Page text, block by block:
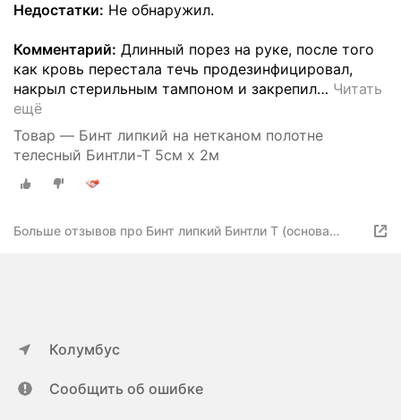
Недостатки: Не обнаружил.
Комментарий: Длинный порез на руке, после того
как кровь перестала течь продезинфицировал,
накрыл стерильным тампоном и закрепил… Читать
ещё
Товар — Бинт липкий на нетканом полотне
телесный Бинтли-Т 5см х 2м
Больше отзывов про Бинт липкий Бинтли Т (основа
Колумбус
Сообщить об ошибке